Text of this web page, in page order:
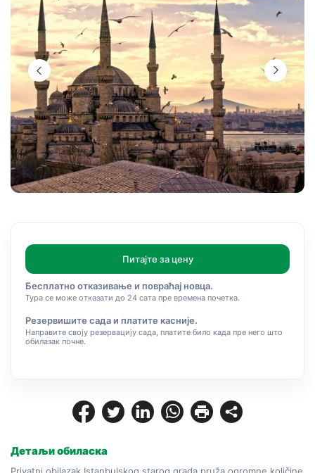
Детаљи обиласка
Питајте за цену
Бесплатно отказивање и повраћај новца.
Тура се може отказати до 24 сата пре времена почетка.
Резервишите сада и платите касније.
Направите своју резервацију сада, платите било када пре него што
обилазак почне.